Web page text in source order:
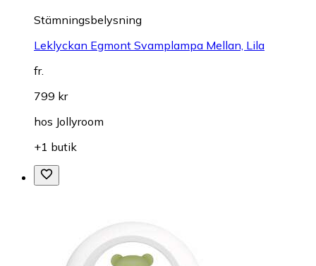
Stämningsbelysning
Leklyckan Egmont Svamplampa Mellan, Lila
fr.
799 kr
hos Jollyroom
+1 butik